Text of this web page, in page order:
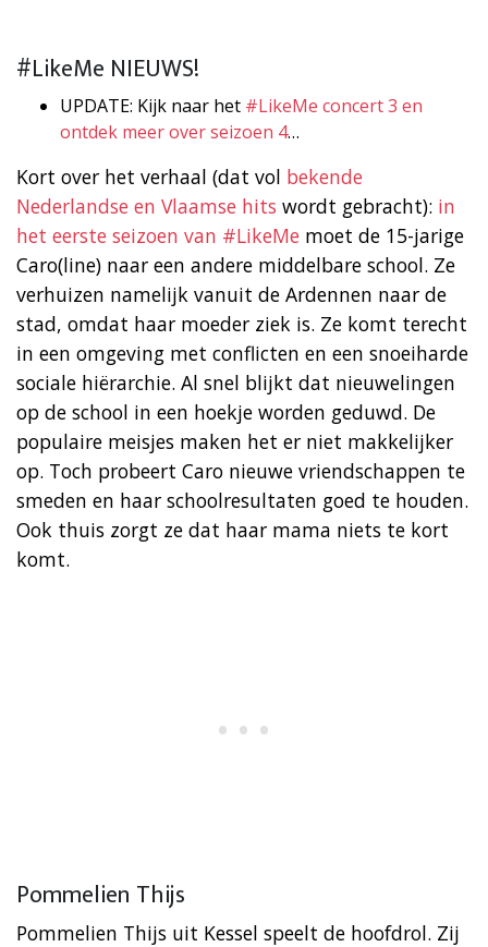
#LikeMe NIEUWS!
UPDATE: Kijk naar het #LikeMe concert 3 en
ontdek meer over seizoen 4…
Kort over het verhaal (dat vol bekende
Nederlandse en Vlaamse hits wordt gebracht): in
het eerste seizoen van #LikeMe moet de 15-jarige
Caro(line) naar een andere middelbare school. Ze
verhuizen namelijk vanuit de Ardennen naar de
stad, omdat haar moeder ziek is. Ze komt terecht
in een omgeving met conflicten en een snoeiharde
sociale hiërarchie. Al snel blijkt dat nieuwelingen
op de school in een hoekje worden geduwd. De
populaire meisjes maken het er niet makkelijker
op. Toch probeert Caro nieuwe vriendschappen te
smeden en haar schoolresultaten goed te houden.
Ook thuis zorgt ze dat haar mama niets te kort
komt.
Pommelien Thijs
Pommelien Thijs uit Kessel speelt de hoofdrol. Zij